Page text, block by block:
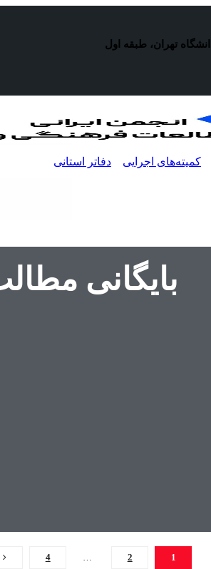
تهران، طبقه اول
کمیته‌های اجرایی دفاتر استانی
بایگانی
1
2
…
4